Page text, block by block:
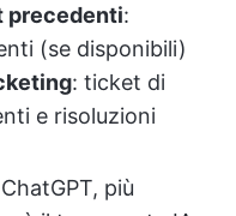
precedenti:
(se disponibili)
: ticket di
e risoluzioni
più